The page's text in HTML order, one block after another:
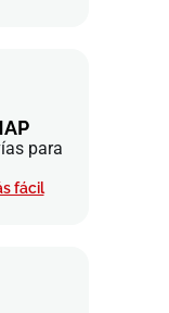
para
fácil